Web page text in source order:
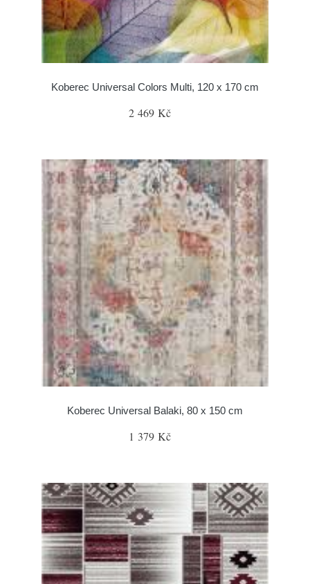
Koberec Universal Colors Multi, 120 x 170 cm
2 469 Kč
Koberec Universal Balaki, 80 x 150 cm
1 379 Kč